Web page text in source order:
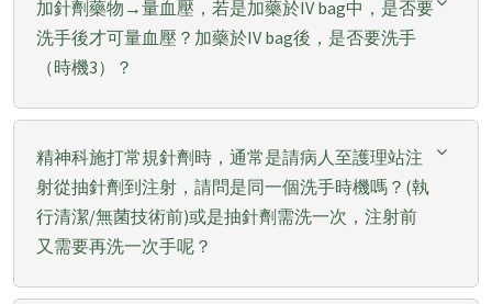
加針劑藥物→量血壓，若是加藥於IV bag中，是否要
洗手後才可量血壓？加藥於IV bag後，是否要洗手
（時機3）？
精神科施打常規針劑時，通常是請病人至護理站注
射從抽針劑到注射，請問是同一個洗手時機嗎？(執
行清潔/無菌技術前)或是抽針劑需洗一次，注射前
又需要再洗一次手呢？